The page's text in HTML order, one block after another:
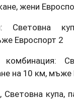
жени
Световна
Евроспорт 2
комбинация:
на 10 км, мъже
купа,